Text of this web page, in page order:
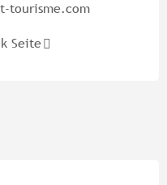
tourisme.com
Seite